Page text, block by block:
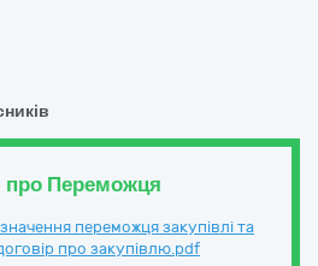
про Переможця
переможця закупівлі та
про закупівлю.pdf